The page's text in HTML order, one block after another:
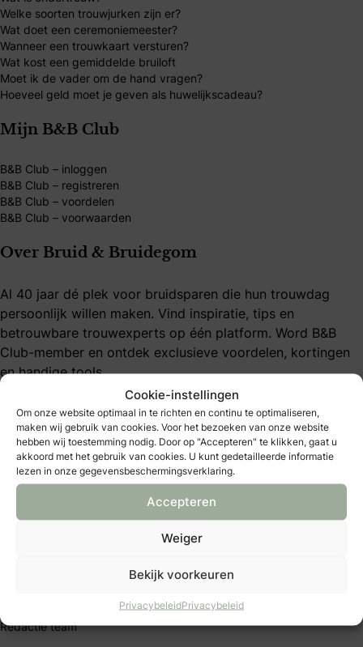
Cookie-instellingen
Om onze website optimaal in te richten en continu te optimaliseren,
maken wij gebruik van cookies. Voor het bezoeken van onze website
hebben wij toestemming nodig. Door op "Accepteren" te klikken, gaat u
akkoord met het gebruik van cookies. U kunt gedetailleerde informatie
lezen in onze gegevensbeschermingsverklaring.
Accepteren
Weiger
Bekijk voorkeuren
PrivacybeleidPrivacybeleid
Welke soorten trouwjurken zijn er?
Wat doet een ceremoniemeester?
Wanneer een trouwkaart versturen?
Wat kost een gemiddelde bruiloft
Moet ik de vader om de hand vragen?
Hoeveel geld moet je geven als huwelijkscadeau?
Mijn B&B Club
B&B Club – inloggen
B&B Club – registreren
B&B Club – voordelen
B&B Club – voorwaarden
Over Bruid & Bruidegom
Al 40 jaar dé plek voor bruidsparen die hun trouwdag
persoonlijk willen maken. Vind inspiratie, tips en
betrouwbare trouwexperts op één platform. Word B&B
Club-member en ontdek exclusieve voordelen, kortingen
en handige tools.
Bruidmedia
Trouwexperts – business login
Redactie team